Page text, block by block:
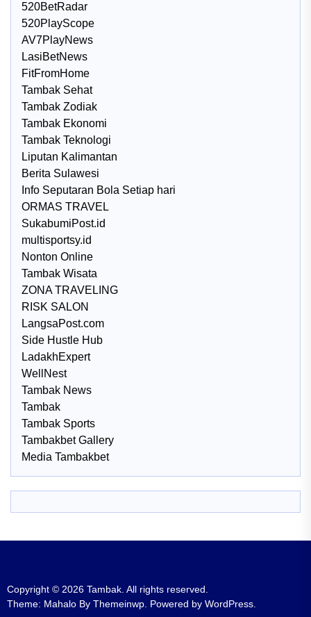
520BetRadar
520PlayScope
AV7PlayNews
LasiBetNews
FitFromHome
Tambak Sehat
Tambak Zodiak
Tambak Ekonomi
Tambak Teknologi
Liputan Kalimantan
Berita Sulawesi
Info Seputaran Bola Setiap hari
ORMAS TRAVEL
SukabumiPost.id
multisportsy.id
Nonton Online
Tambak Wisata
ZONA TRAVELING
RISK SALON
LangsaPost.com
Side Hustle Hub
LadakhExpert
WellNest
Tambak News
Tambak
Tambak Sports
Tambakbet Gallery
Media Tambakbet
Copyright © 2026 Tambak. All rights reserved.
Theme: Mahalo By Themeinwp. Powered by WordPress.